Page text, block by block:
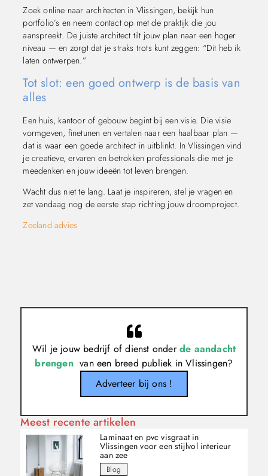
Zoek online naar architecten in Vlissingen, bekijk hun
portfolio’s en neem contact op met de praktijk die jou
aanspreekt. De juiste architect tilt jouw plan naar een hoger
niveau — en zorgt dat je straks trots kunt zeggen: “Dit heb ik
laten ontwerpen.”
Tot slot: een goed ontwerp is de basis van
alles
Een huis, kantoor of gebouw begint bij een visie. Die visie
vormgeven, finetunen en vertalen naar een haalbaar plan —
dat is waar een goede architect in uitblinkt. In Vlissingen vind
je creatieve, ervaren en betrokken professionals die met je
meedenken en jouw ideeën tot leven brengen.
Wacht dus niet te lang. Laat je inspireren, stel je vragen en
zet vandaag nog de eerste stap richting jouw droomproject.
Zeeland advies
Wil je jouw bedrijf of dienst onderde aandacht
brengenvan een breed publiek in Vlissingen?
Adverteer bij ons !
Meest recente artikelen
Laminaat en pvc visgraat in
Vlissingen voor een stijlvol interieur
aan zee
Blog